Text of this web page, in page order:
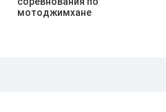
мотоджимхане